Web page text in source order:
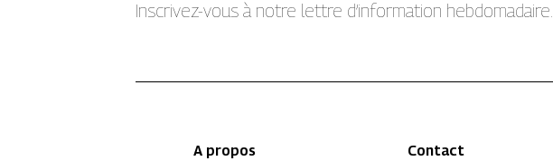
Inscrivez-vous à notre lettre d’information hebdomadaire.
A propos
Contact